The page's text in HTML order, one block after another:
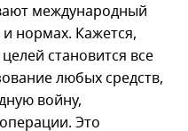
международный
нормах. Кажется,
становится все
любых средств,
войну,
Это